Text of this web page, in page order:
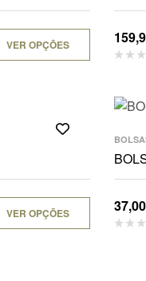
VER OPÇÕES
VER OPÇÕES 37,00